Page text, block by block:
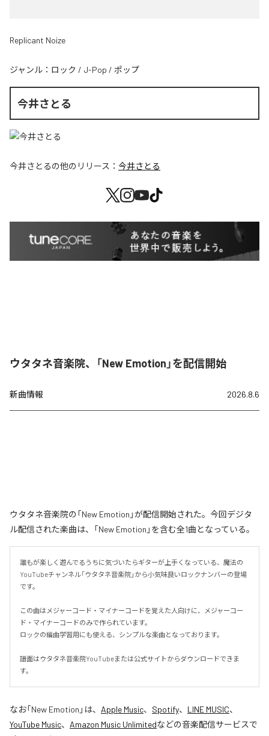
Replicant Noize
ジャンル： ロック / J-Pop / ポップ
今井さとる
今井さとるの他のリリース： 今井さとる
ウタタネ音楽院、「New Emotion」を配信開始
新曲情報 2026.8.6
ウタタネ音楽院の「New Emotion」が配信開始された。今回デジタ
ル配信された楽曲は、「New Emotion」を含む全1曲となっている。
誰もが楽しく遊んでるうちに気づいたらギターが上手くなっている、魔法の
YouTubeチャンネル「ウタタネ音楽院」から小気味良いロックナンバーの登場
です。
この曲はメジャーコード・マイナーコードを覚えた人向けに、メジャーコー
ド・マイナーコードのみで作られています。
ロックの編曲学習用にも使える、シンプルな楽曲となっております。
譜面はウタタネ音楽院YouTubeまたは公式サイトからダウンロードできま
す。
なお「New Emotion 」は、 Apple Music、 Spotify、 LINE MUSIC、
YouTube Music、 Amazon Music Unlimitedなどの音楽配信サービスで